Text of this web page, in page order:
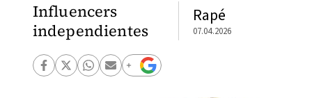
Influencers
independientes
Rapé
07.04.2026